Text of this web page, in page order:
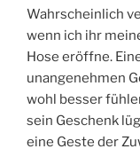
Wahrscheinlich
wenn ich ihr
Hose eröffne.
unangenehmen
wohl besser
sein Geschenk
eine Geste der